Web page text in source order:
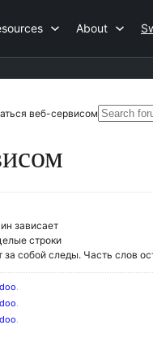
About
веб-сервисомSearch
зависает
строки
за собой следы. Часть слов
.
.
.